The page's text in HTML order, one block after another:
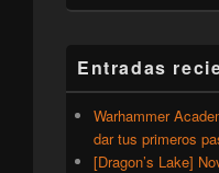
Entradas
Warhammer
dar tus primeros
[Dragon’s Lake]